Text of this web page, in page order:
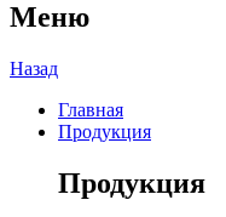
Меню
Назад
Главная
Продукция
Продукция